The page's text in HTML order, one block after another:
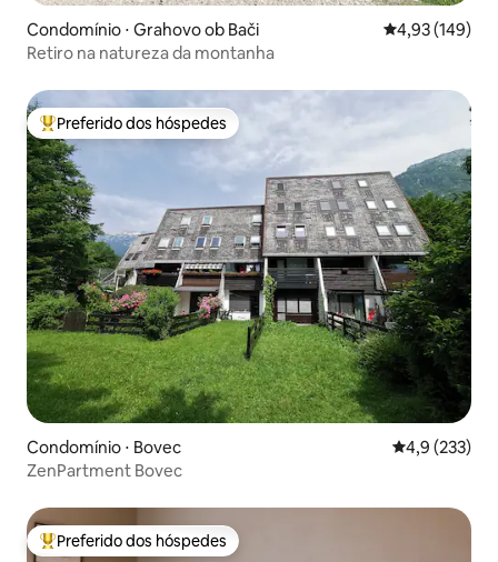
Condomínio ⋅ Grahovo ob Bači 4,93 de uma
4,93 (149)
Retiro na natureza da montanha
Entre os melhores preferidos dos hóspedes
Preferido dos hóspedes
Condomínio ⋅ Bovec 4,9 de uma
4,9 (233)
ZenPartment Bovec
Entre os melhores preferidos dos hóspedes
Preferido dos hóspedes